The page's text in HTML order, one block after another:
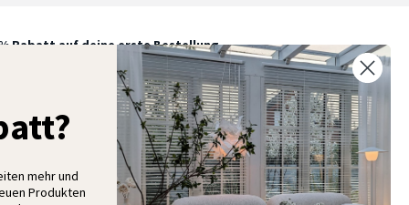
Rabatt auf deine erste Bestellung
dich für unseren Newsletter an und entdecke neue
Angebote und Wohnideen als Erstes
Anmelden
mehr und
Produkten